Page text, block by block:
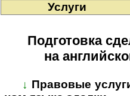
Услуги
Подготовка
на
↓ Правовые